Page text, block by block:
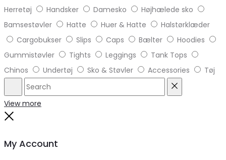
Herretøj
Handsker Damesko
Højhælede sko
Bamsestøvler
Hatte Huer & Hatte
Halstørklæder
Cargobukser
Slips Caps Bælter
Hoodies
Gummistøvler
Tights Leggings
Tank Tops
Chinos
Undertøj Sko & Støvler Accessories Tøj
Search
View more
My Account